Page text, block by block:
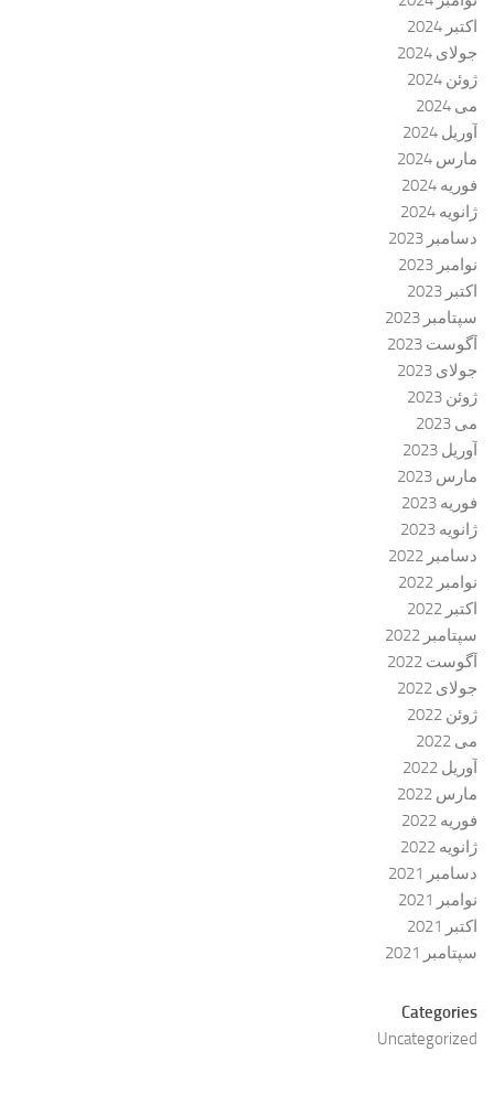
اکتبر 2024
جولای 2024
ژوئن 2024
می 2024
آوریل 2024
مارس 2024
فوریه 2024
ژانویه 2024
دسامبر 2023
نوامبر 2023
اکتبر 2023
سپتامبر 2023
آگوست 2023
جولای 2023
ژوئن 2023
می 2023
آوریل 2023
مارس 2023
فوریه 2023
ژانویه 2023
دسامبر 2022
نوامبر 2022
اکتبر 2022
سپتامبر 2022
آگوست 2022
جولای 2022
ژوئن 2022
می 2022
آوریل 2022
مارس 2022
فوریه 2022
ژانویه 2022
دسامبر 2021
نوامبر 2021
اکتبر 2021
سپتامبر 2021
Categories
Uncategorized